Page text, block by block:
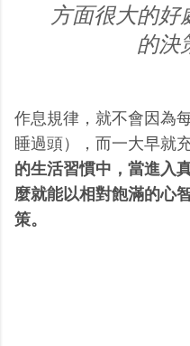
方面很大的好
的決
作息規律，就不會因為
睡過頭），而一大早就
的生活習慣中，當進入
麼就能以相對飽滿的心
策。